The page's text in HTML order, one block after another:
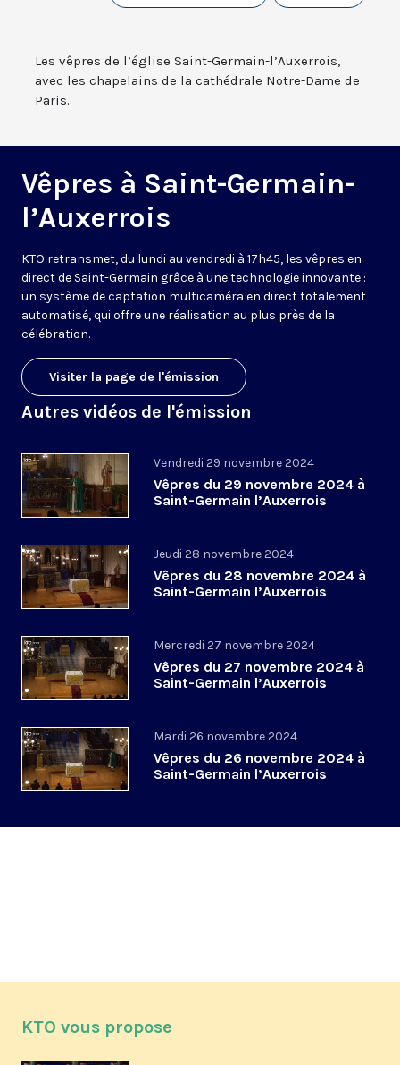
Les vêpres de l’église Saint-Germain-l’Auxerrois,
avec les chapelains de la cathédrale Notre-Dame de
Paris.
Vêpres à Saint-Germain-
l’Auxerrois
KTO retransmet, du lundi au vendredi à 17h45, les vêpres en
direct de Saint-Germain grâce à une technologie innovante :
un système de captation multicaméra en direct totalement
automatisé, qui offre une réalisation au plus près de la
célébration.
Visiter la page de l'émission
Autres vidéos de l'émission
Vendredi 29 novembre 2024
Vêpres du 29 novembre 2024 à
Saint-Germain l’Auxerrois
Jeudi 28 novembre 2024
Vêpres du 28 novembre 2024 à
Saint-Germain l’Auxerrois
Mercredi 27 novembre 2024
Vêpres du 27 novembre 2024 à
Saint-Germain l’Auxerrois
Mardi 26 novembre 2024
Vêpres du 26 novembre 2024 à
Saint-Germain l’Auxerrois
KTO vous propose